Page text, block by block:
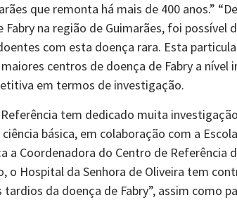
que remonta há mais de 400 anos.”
na região de Guimarães, foi possível
com esta doença rara. Esta
centros de doença de Fabry a nível
em termos de investigação.
tem dedicado muita
básica, em colaboração com a
a Coordenadora do Centro de Referência
o Hospital da Senhora de Oliveira tem
da doença de Fabry”, assim como